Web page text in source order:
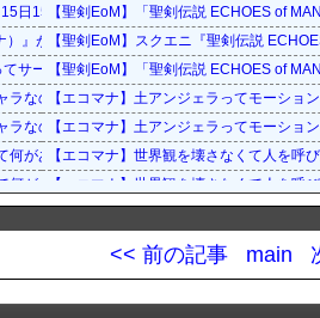
日15：00をもって終了に
）』が2023年5月15日をもって運営サービス終
てサービス終了に
ラなの？
ラなの？
何があるだろう？
何があるだろう？
たぞ！
たぞ！
【聖剣EoM】「聖剣伝説 ECHOES of
【聖剣EoM】スクエニ『聖剣伝説
【聖剣EoM】「聖剣伝説 ECHOES of
【エコマナ】土アンジェラってモーショ
【エコマナ】土アンジェラってモーショ
【エコマナ】世界観を壊さなくて人を呼
【エコマナ】世界観を壊さなくて人を呼
【エコマナ】「はにかみサンタクロース
【エコマナ】メインクエストシーズン2
<< 前の記事 main